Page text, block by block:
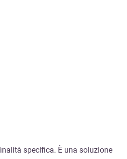
specifica. È una soluzione